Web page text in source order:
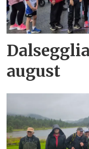
august